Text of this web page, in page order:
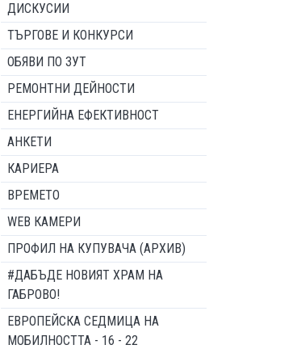
ДИСКУСИИ
ТЪРГОВЕ И КОНКУРСИ
ОБЯВИ ПО ЗУТ
РЕМОНТНИ ДЕЙНОСТИ
ЕНЕРГИЙНА ЕФЕКТИВНОСТ
АНКЕТИ
КАРИЕРА
ВРЕМЕТО
WEB КАМЕРИ
ПРОФИЛ НА КУПУВАЧА (АРХИВ)
#ДАБЪДЕ НОВИЯТ ХРАМ НА
ГАБРОВО!
ЕВРОПЕЙСКА СЕДМИЦА НА
МОБИЛНОСТТА - 16 - 22